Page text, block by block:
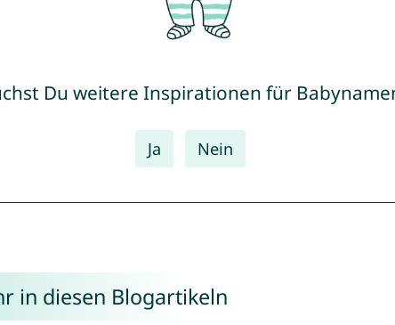
Du weitere Inspirationen für
Ja Nein
in diesen Blogartikeln